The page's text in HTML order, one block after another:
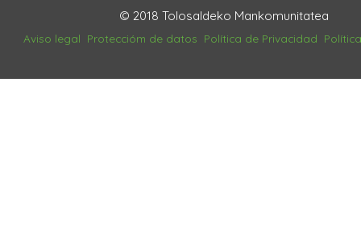
© 2018 Tolosaldeko Mankomunitatea
Aviso legal Proteccióm de datos Política de Privacidad